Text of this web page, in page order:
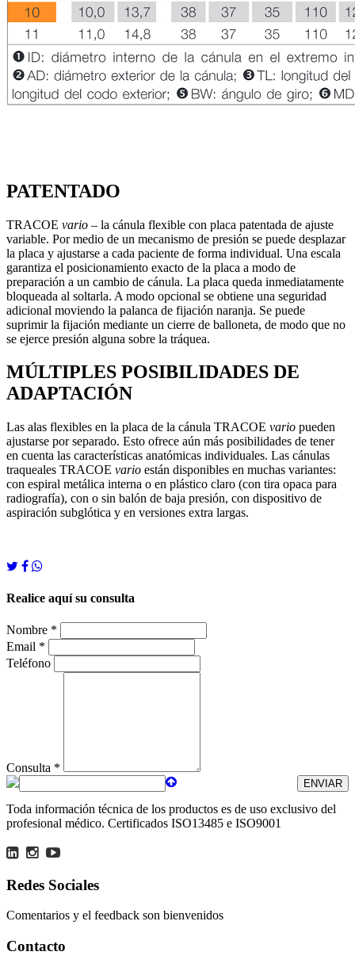
PATENTADO
TRACOE vario – la cánula flexible con placa patentada de ajuste
variable. Por medio de un mecanismo de presión se puede desplazar
la placa y ajustarse a cada paciente de forma individual. Una escala
garantiza el posicionamiento exacto de la placa a modo de
preparación a un cambio de cánula. La placa queda inmediatamente
bloqueada al soltarla. A modo opcional se obtiene una seguridad
adicional moviendo la palanca de fijación naranja. Se puede
suprimir la fijación mediante un cierre de balloneta, de modo que no
se ejerce presión alguna sobre la tráquea.
MÚLTIPLES POSIBILIDADES DE
ADAPTACIÓN
Las alas flexibles en la placa de la cánula TRACOE vario pueden
ajustarse por separado. Esto ofrece aún más posibilidades de tener
en cuenta las características anatómicas individuales. Las cánulas
traqueales TRACOE vario están disponibles en muchas variantes:
con espiral metálica interna o en plástico claro (con tira opaca para
radiografía), con o sin balón de baja presión, con dispositivo de
aspiración subglótica y en versiones extra largas.
Realice aquí su consulta
Nombre *
Email *
Teléfono
Consulta *
Toda información técnica de los productos es de uso exclusivo del
profesional médico. Certificados ISO13485 e ISO9001
Redes Sociales
Comentarios y el feedback son bienvenidos
Contacto